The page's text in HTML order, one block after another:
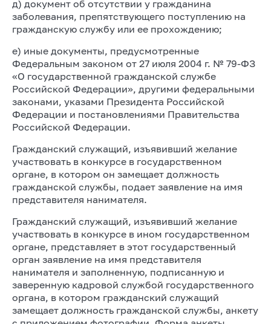
д) документ об отсутствии у гражданина
заболевания, препятствующего поступлению на
гражданскую службу или ее прохождению;
е) иные документы, предусмотренные
Федеральным законом от 27 июля 2004 г. № 79-ФЗ
«О государственной гражданской службе
Российской Федерации», другими федеральными
законами, указами Президента Российской
Федерации и постановлениями Правительства
Российской Федерации.
Гражданский служащий, изъявивший желание
участвовать в конкурсе в государственном
органе, в котором он замещает должность
гражданской службы, подает заявление на имя
представителя нанимателя.
Гражданский служащий, изъявивший желание
участвовать в конкурсе в ином государственном
органе, представляет в этот государственный
орган заявление на имя представителя
нанимателя и заполненную, подписанную и
заверенную кадровой службой государственного
органа, в котором гражданский служащий
замещает должность гражданской службы, анкету